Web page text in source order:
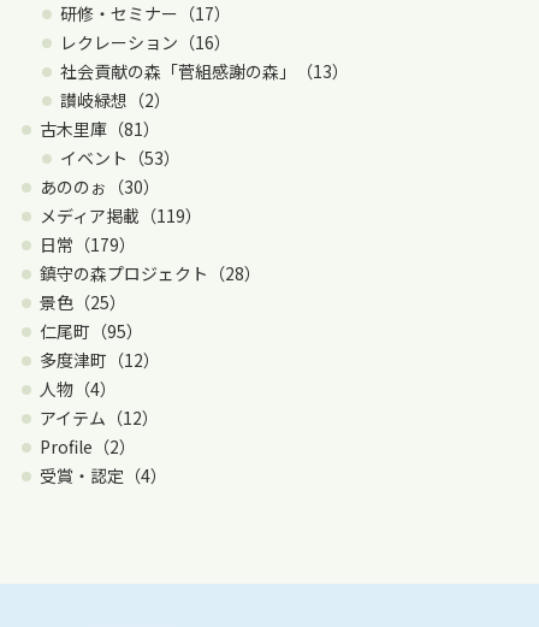
研修・セミナー（17）
レクレーション（16）
社会貢献の森「菅組感謝の森」（13）
讃岐緑想（2）
古木里庫（81）
イベント（53）
あののぉ（30）
メディア掲載（119）
日常（179）
鎮守の森プロジェクト（28）
景色（25）
仁尾町（95）
多度津町（12）
人物（4）
アイテム（12）
Profile（2）
受賞・認定（4）